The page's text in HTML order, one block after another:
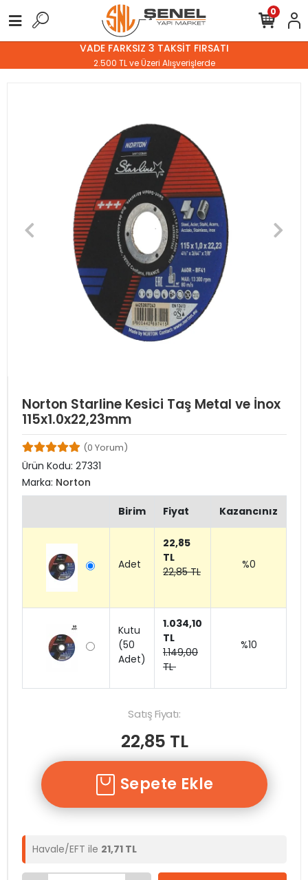
VADE FARKSIZ 3 TAKSİT FIRSATI
2.500 TL ve Üzeri Alışverişlerde
0
Norton Starline Kesici Taş Metal ve İnox
115x1.0x22,23mm
(0 Yorum)
Ürün Kodu: 27331
Marka: Norton
Birim Fiyat Kazancınız
Adet
22,85
TL
22,85 TL
%0
Kutu
(50
Adet)
1.034,10
TL
1.149,00
TL
%10
Satış Fiyatı:
22,85 TL
Sepete Ekle
Havale/EFT ile 21,71 TL